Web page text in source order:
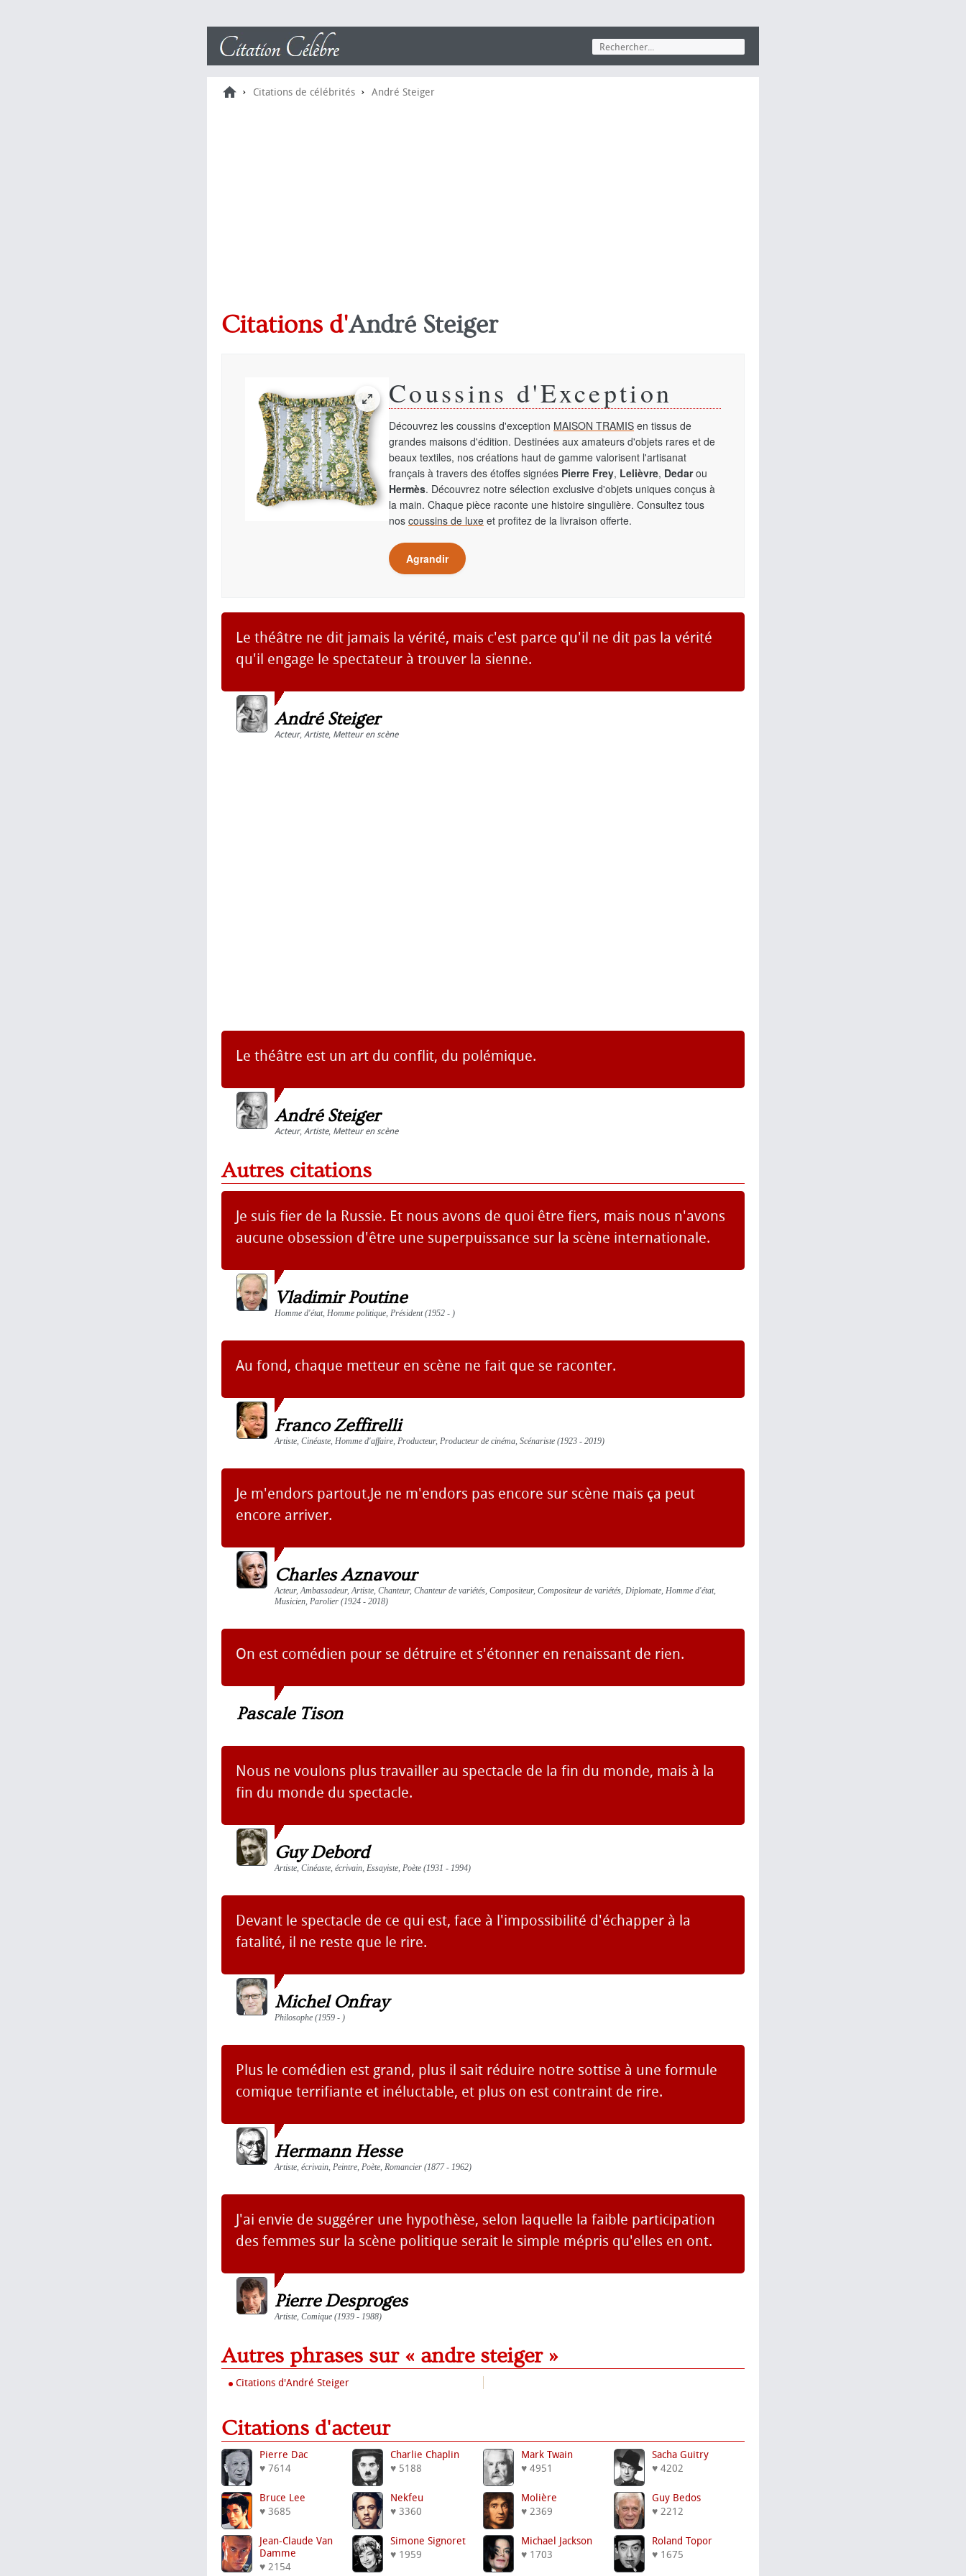
› Citations de célébrités › André Steiger
Citations d'André Steiger
Coussins d'Exception
Découvrez les coussins d'exception MAISON TRAMIS en tissus de
grandes maisons d'édition. Destinées aux amateurs d'objets rares et de
beaux textiles, nos créations haut de gamme valorisent l'artisanat
français à travers des étoffes signées Pierre Frey, Lelièvre, Dedarou
Hermès. Découvrez notre sélection exclusive d'objets uniques conçus à
la main. Chaque pièce raconte une histoire singulière. Consultez tous
nos coussins de luxe et profitez de la livraison offerte.
Agrandir
Le théâtre ne dit jamais la vérité, mais c'est parce qu'il ne dit pas la vérité
qu'il engage le spectateur à trouver la sienne.
André Steiger
Acteur, Artiste, Metteur en scène
Le théâtre est un art du conflit, du polémique.
André Steiger
Acteur, Artiste, Metteur en scène
Autres citations
Je suis fier de la Russie. Et nous avons de quoi être fiers, mais nous n'avons
aucune obsession d'être une superpuissance sur la scène internationale.
Vladimir Poutine
Homme d'état, Homme politique, Président (1952 - )
Au fond, chaque metteur en scène ne fait que se raconter.
Franco Zeffirelli
Artiste, Cinéaste, Homme d'affaire, Producteur, Producteur de cinéma, Scénariste (1923 - 2019)
Je m'endors partout.Je ne m'endors pas encore sur scène mais ça peut
encore arriver.
Charles Aznavour
Acteur, Ambassadeur, Artiste, Chanteur, Chanteur de variétés, Compositeur, Compositeur de variétés, Diplomate, Homme d'état,
Musicien, Parolier (1924 - 2018)
On est comédien pour se détruire et s'étonner en renaissant de rien.
Pascale Tison
Nous ne voulons plus travailler au spectacle de la fin du monde, mais à la
fin du monde du spectacle.
Guy Debord
Artiste, Cinéaste, écrivain, Essayiste, Poète (1931 - 1994)
Devant le spectacle de ce qui est, face à l'impossibilité d'échapper à la
fatalité, il ne reste que le rire.
Michel Onfray
Philosophe (1959 - )
Plus le comédien est grand, plus il sait réduire notre sottise à une formule
comique terrifiante et inéluctable, et plus on est contraint de rire.
Hermann Hesse
Artiste, écrivain, Peintre, Poète, Romancier (1877 - 1962)
J'ai envie de suggérer une hypothèse, selon laquelle la faible participation
des femmes sur la scène politique serait le simple mépris qu'elles en ont.
Pierre Desproges
Artiste, Comique (1939 - 1988)
Autres phrases sur « andre steiger »
Citations d'André Steiger
Citations d'acteur
Pierre Dac
♥ 7614
Charlie Chaplin
♥ 5188
Mark Twain
♥ 4951
Sacha Guitry
♥ 4202
Bruce Lee
♥ 3685
Nekfeu
♥ 3360
Molière
♥ 2369
Guy Bedos
♥ 2212
Jean-Claude Van
Damme
♥ 2154
Simone Signoret
♥ 1959
Michael Jackson
♥ 1703
Roland Topor
♥ 1675